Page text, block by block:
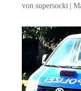
von supersocki |